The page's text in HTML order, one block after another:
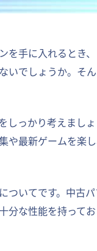
を手に入れるとき
いでしょうか。そ
しっかり考えまし
や最新ゲームを楽
ついてです。中古
分な性能を持ってお